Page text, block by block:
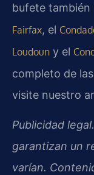
bufete también
Fairfax, el
Loudoun y el
completo de
visite nuestro
Publicidad
garantizan un
varían.